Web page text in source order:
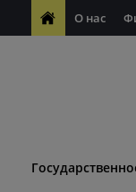
О нас